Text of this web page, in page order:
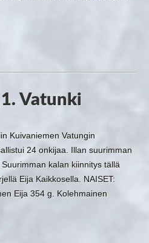
Vatunki
Kuivaniemen Vatungin
24 onkijaa. Illan suurimman
kalan kiinnitys tällä
Eija Kaikkosella. NAISET:
Eija 354 g. Kolehmainen